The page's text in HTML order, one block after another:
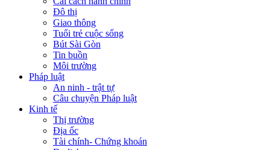
Đô thị
Giao thông
Tuổi trẻ cuộc sống
Bút Sài Gòn
Tin buồn
Môi trường
Pháp luật
An ninh - trật tự
Câu chuyện Pháp luật
Kinh tế
Thị trường
Địa ốc
Tài chính- Chứng khoán